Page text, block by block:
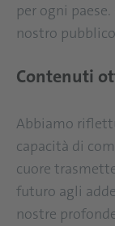
per ogni
nostro
Contenuti
Abbiamo
capacità di
cuore
futuro agli
nostre